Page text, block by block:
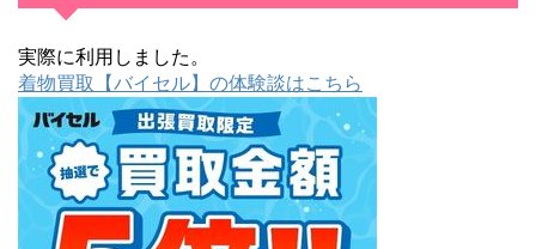
実際に利用しました。
着物買取【バイセル】の体験談はこちら